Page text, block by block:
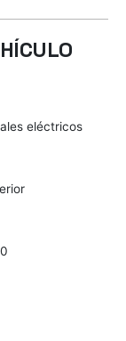
eléctricos